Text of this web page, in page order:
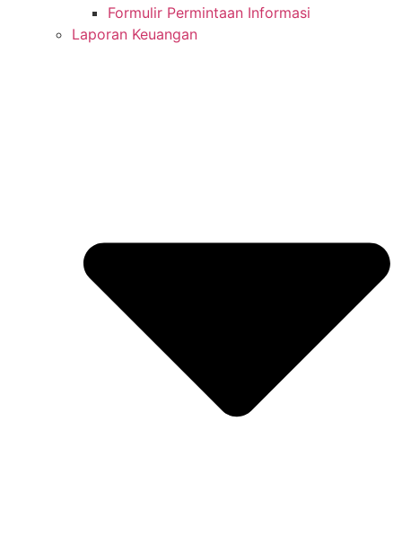
Formulir Permintaan Informasi
Laporan Keuangan